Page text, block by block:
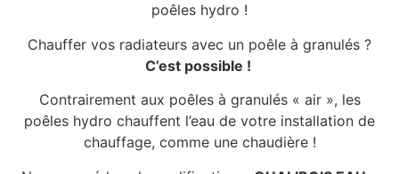
poêles hydro !
Chauffer vos radiateurs avec un poêle à granulés ?
C’est possible !
Contrairement aux poêles à granulés « air », les
poêles hydro chauffent l’eau de votre installation de
chauffage, comme une chaudière !